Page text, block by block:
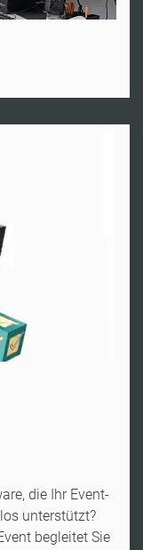
die Ihr Event-
unterstützt?
begleitet Sie